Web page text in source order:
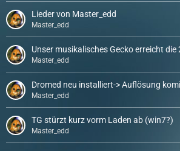
Lieder von Master_edd
Master_edd
Unser musikalisches Gecko erreicht die
Master_edd
Dromed neu installiert-> Auflösung
Master_edd
TG stürzt kurz vorm Laden ab (win7?)
Master_edd